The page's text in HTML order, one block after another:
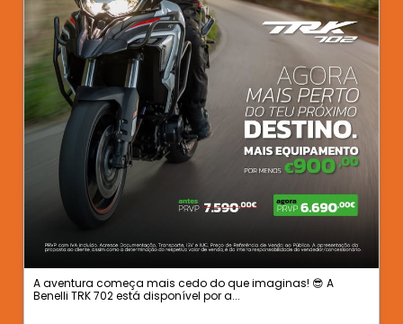
A aventura começa mais cedo do que imaginas! 😎 A
Benelli TRK 702 está disponível por a...